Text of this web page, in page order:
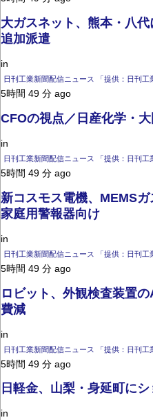
大ガスネット、熊本・八
追加派遣
in
日刊工業新聞配信ニュース 「提供：日刊工
5時間 49 分 ago
CFОの視点／日産化学・
in
日刊工業新聞配信ニュース 「提供：日刊工
5時間 49 分 ago
新コスモス電機、MEMS
家庭用警報器向け
in
日刊工業新聞配信ニュース 「提供：日刊工
5時間 49 分 ago
ロビット、外観検査装置
費減
in
日刊工業新聞配信ニュース 「提供：日刊工
5時間 49 分 ago
日軽金、山梨・身延町に
in